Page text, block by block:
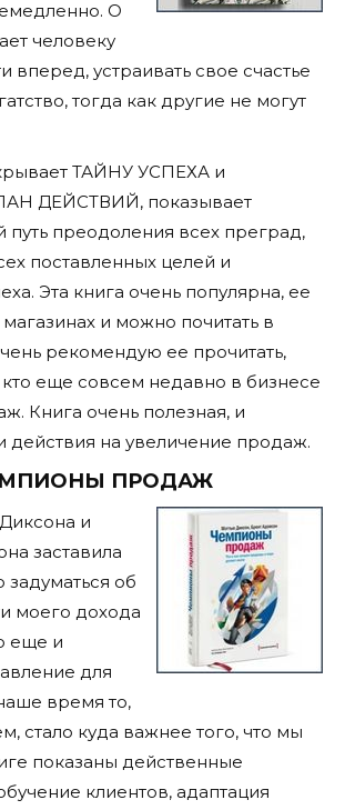
О
человеку
вперед, устраивать свое счастье
тогда как другие не могут
ТАЙНУ УСПЕХА и
ДЕЙСТВИЙ, показывает
преодоления всех преград,
поставленных целей и
Эта книга очень популярна, ее
магазинах и можно почитать в
рекомендую ее прочитать,
еще совсем недавно в бизнесе
Книга очень полезная, и
действия на увеличение продаж.
ПРОДАЖ
и
заставила
задуматься об
моего дохода
еще и
для
время то,
стало куда важнее того, что мы
показаны действенные
клиентов, адаптация